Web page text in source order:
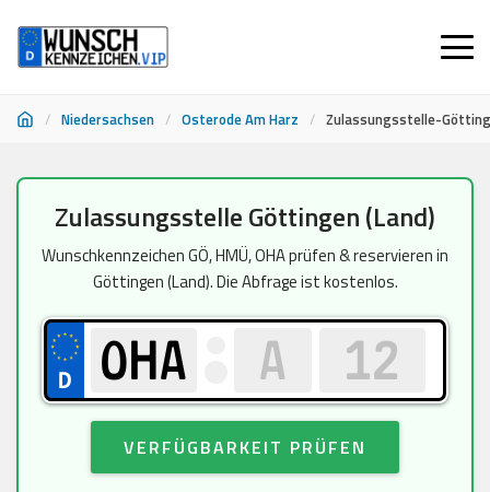
/ Niedersachsen / Osterode Am Harz / Zulassungsstelle-
Inhalt
springen
Zulassungsstelle Göttingen (Land)
Wunschkennzeichen GÖ, HMÜ, OHA prüfen & reservieren in
Göttingen (Land). Die Abfrage ist kostenlos.
VERFÜGBARKEIT PRÜFEN